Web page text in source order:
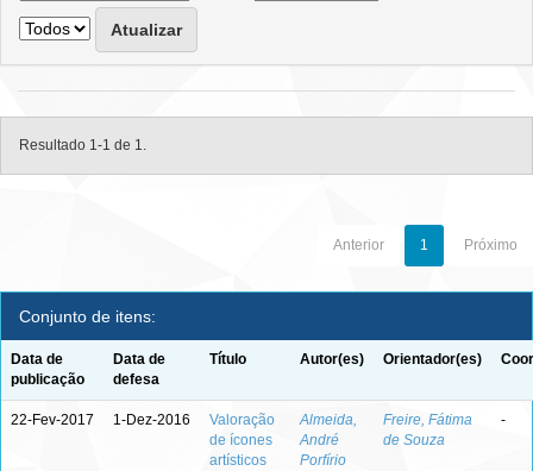
Resultado 1-1 de 1.
Anterior 1 Próximo
Conjunto de itens:
Data de
publicação
Data de
defesa
Título Autor(es) Orientador(es)
22-Fev-2017 1-Dez-2016
Valoração
de ícones
artísticos
Almeida,
André
Porfírio
Freire, Fátima
de Souza
-